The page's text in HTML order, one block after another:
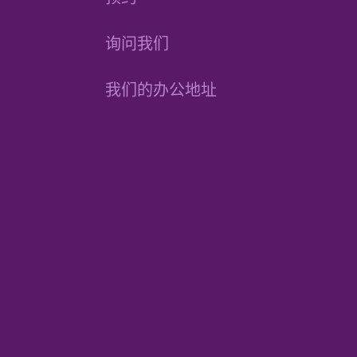
询问我们
我们的办公地址